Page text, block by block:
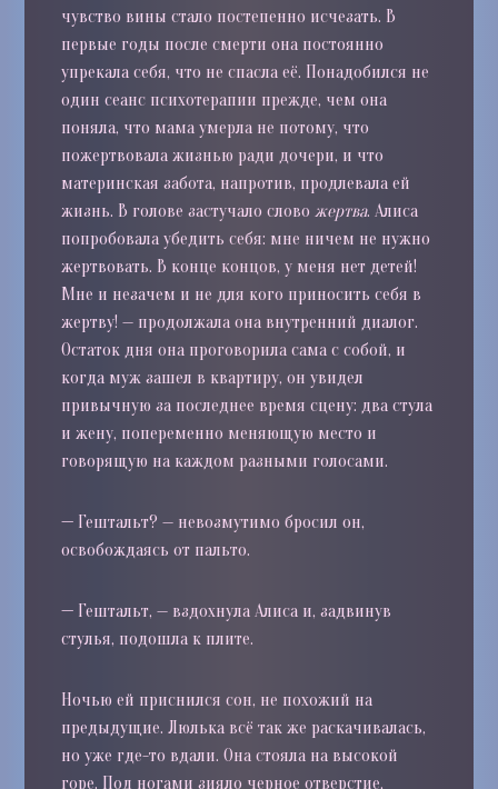
чувство вины стало постепенно исчезать. В
первые годы после смерти она постоянно
упрекала себя, что не спасла её. Понадобился не
один сеанс психотерапии прежде, чем она
поняла, что мама умерла не потому, что
пожертвовала жизнью ради дочери, и что
материнская забота, напротив, продлевала ей
жизнь. В голове застучало словожертва. Алиса
попробовала убедить себя: мне ничем не нужно
жертвовать. В конце концов, у меня нет детей!
Мне и незачем и не для кого приносить себя в
жертву! — продолжала она внутренний диалог.
Остаток дня она проговорила сама с собой, и
когда муж зашел в квартиру, он увидел
привычную за последнее время сцену: два стула
и жену, попеременно меняющую место и
говорящую на каждом разными голосами.
— Гештальт? — невозмутимо бросил он,
освобождаясь от пальто.
— Гештальт, — вздохнула Алиса и, задвинув
стулья, подошла к плите.
Ночью ей приснился сон, не похожий на
предыдущие. Люлька всё так же раскачивалась,
но уже где-то вдали. Она стояла на высокой
горе. Под ногами зияло черное отверстие,